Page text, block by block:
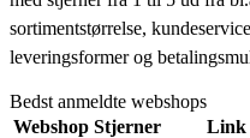
sortimentstørrelse,
leveringsformer og
Bedst anmeldte webshops
Webshop Stjerner
Link